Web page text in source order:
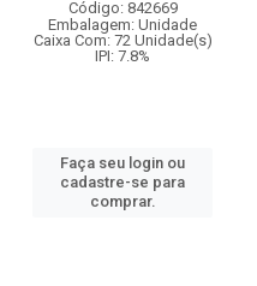
Código: 842669
Embalagem: Unidade
Caixa Com: 72 Unidade(s)
IPI: 7.8%
Faça seu login ou
cadastre-se para
comprar.